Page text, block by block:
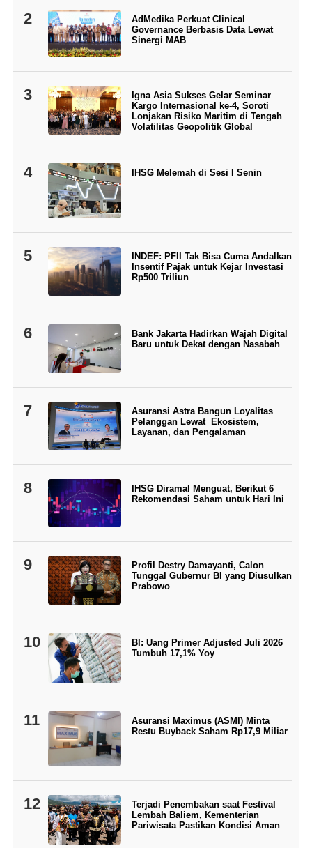
2
AdMedika Perkuat Clinical
Governance Berbasis Data Lewat
Sinergi MAB
3
Igna Asia Sukses Gelar Seminar
Kargo Internasional ke-4, Soroti
Lonjakan Risiko Maritim di Tengah
Volatilitas Geopolitik Global
4 IHSG Melemah di Sesi I Senin
5
INDEF: PFII Tak Bisa Cuma Andalkan
Insentif Pajak untuk Kejar Investasi
Rp500 Triliun
6
Bank Jakarta Hadirkan Wajah Digital
Baru untuk Dekat dengan Nasabah
7
Asuransi Astra Bangun Loyalitas
Pelanggan Lewat Ekosistem,
Layanan, dan Pengalaman
8
IHSG Diramal Menguat, Berikut 6
Rekomendasi Saham untuk Hari Ini
9
Profil Destry Damayanti, Calon
Tunggal Gubernur BI yang Diusulkan
Prabowo
10
BI: Uang Primer Adjusted Juli 2026
Tumbuh 17,1% Yoy
11
Asuransi Maximus (ASMI) Minta
Restu Buyback Saham Rp17,9 Miliar
12
Terjadi Penembakan saat Festival
Lembah Baliem, Kementerian
Pariwisata Pastikan Kondisi Aman